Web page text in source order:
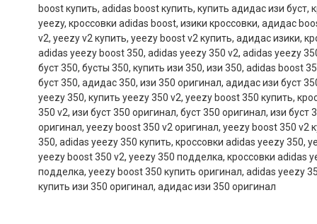
boost купить, adidas boost купить, купить адидас изи буст,
yeezy, кроссовки adidas boost, изики кроссовки, адидас
v2, yeezy v2 купить, yeezy boost v2 купить, адидас изики,
adidas yeezy boost 350, adidas yeezy 350 v2, adidas yeezy
буст 350, бусты 350, купить изи 350, изи 350, adidas boost
буст 350, адидас 350, изи 350 оригинал, адидас изи буст
yeezy 350, купить yeezy 350 v2, yeezy boost 350 купить,
350 v2, изи буст 350 оригинал, буст 350 оригинал, изи буст
оригинал, yeezy boost 350 v2 оригинал, yeezy boost 350 v2
350, adidas yeezy 350 купить, кроссовки adidas yeezy 350,
yeezy boost 350 v2, yeezy 350 подделка, кроссовки adidas
подделка, yeezy boost 350 купить оригинал, adidas yeezy
купить изи 350 оригинал, адидас изи 350 оригинал